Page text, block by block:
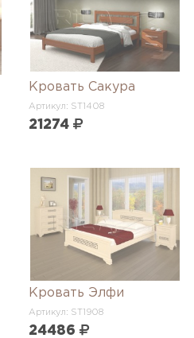
Кровать Сакура
Артикул: ST1408
21274
Кровать Элфи
Артикул: ST1908
24486